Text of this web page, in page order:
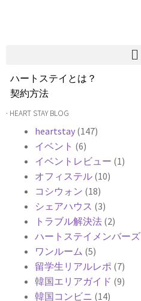
ハートステイとは？
契約方法
韓国不動産情報
よくある質問
Heartee
· HEART STAY BLOG
heartstay (147)
イベント (6)
イベントレビュー (1)
オフィステル (10)
コシウォン (18)
シェアハウス (3)
トラブル解決法 (2)
ハートステイメンバーズ
ワンルーム (5)
留学生リアルレポ (7)
韓国エリアガイド (9)
韓国コンビニ (14)